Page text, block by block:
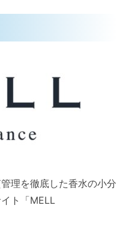
理を徹底した香水の小分
ト「MELL